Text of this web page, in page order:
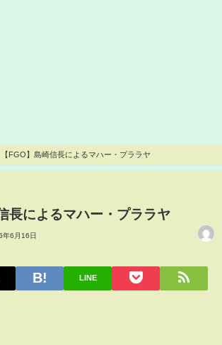
【FGO】島崎信長によるマハー・プララヤ
長によるマハー・プララヤ
年6月16日
LINE